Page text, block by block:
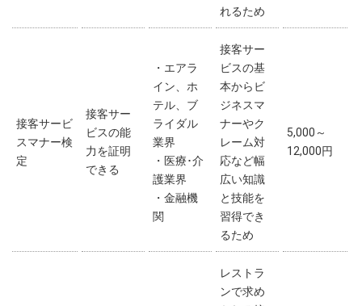
れるため
接客サービ
スマナー検
定
接客サー
ビスの能
力を証明
できる
・エアラ
イン、ホ
テル、ブ
ライダル
業界
・医療･介
護業界
・金融機
関
接客サー
ビスの基
本からビ
ジネスマ
ナーやク
レーム対
応など幅
広い知識
と技能を
習得でき
るため
5,000～
12,000円
レストラ
ンで求め